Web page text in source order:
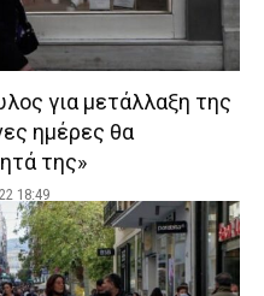
για μετάλλαξη της
ημέρες θα
της»
18:49